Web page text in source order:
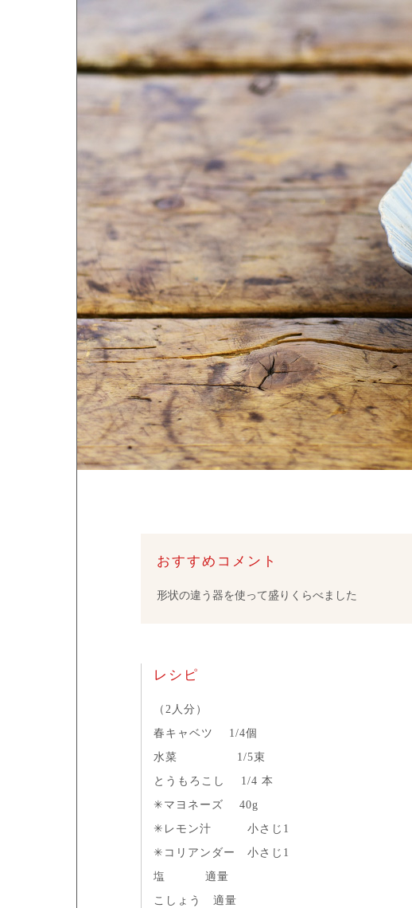
おすすめコメント
形状の違う器を使って盛りくらべました
レシピ
（2人分）
春キャベツ 1/4個
水菜 1/5束
とうもろこし 1/4 本
✳︎マヨネーズ 40g
✳︎レモン汁 小さじ1
✳︎コリアンダー 小さじ1
塩 適量
こしょう 適量